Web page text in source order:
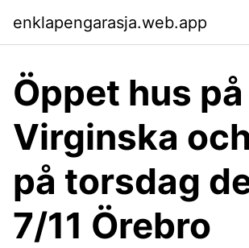
enklapengarasja.web.app
Öppet hus på
Virginska
på torsdag
7/11 Örebro